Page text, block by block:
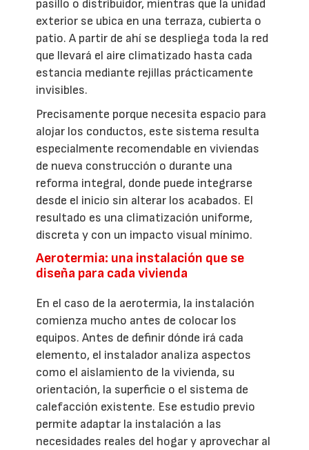
pasillo o distribuidor, mientras que la unidad
exterior se ubica en una terraza, cubierta o
patio. A partir de ahí se despliega toda la red
que llevará el aire climatizado hasta cada
estancia mediante rejillas prácticamente
invisibles.
Precisamente porque necesita espacio para
alojar los conductos, este sistema resulta
especialmente recomendable en viviendas
de nueva construcción o durante una
reforma integral, donde puede integrarse
desde el inicio sin alterar los acabados. El
resultado es una climatización uniforme,
discreta y con un impacto visual mínimo.
Aerotermia: una instalación que se
diseña para cada vivienda
En el caso de la aerotermia, la instalación
comienza mucho antes de colocar los
equipos. Antes de definir dónde irá cada
elemento, el instalador analiza aspectos
como el aislamiento de la vivienda, su
orientación, la superficie o el sistema de
calefacción existente. Ese estudio previo
permite adaptar la instalación a las
necesidades reales del hogar y aprovechar al